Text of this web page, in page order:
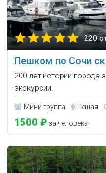
220
Пешком по Сочи
200 лет истории города
экскурсии.
Мини-группа Пешая
1500 ₽ за человека